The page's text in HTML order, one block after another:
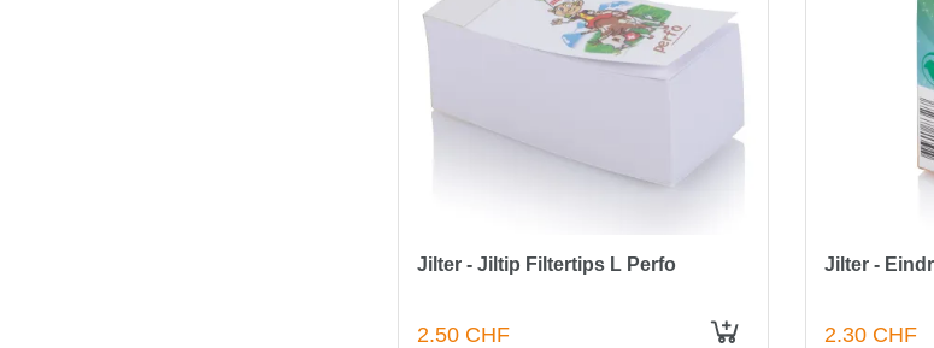
Jilter - Jiltip Filtertips L Perfo
2.50 CHF
Jilter -
2.30 CHF